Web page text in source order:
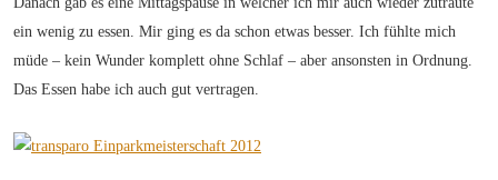
ein wenig zu essen. Mir ging es da schon etwas besser. Ich fühlte mich
müde – kein Wunder komplett ohne Schlaf – aber ansonsten in Ordnung.
Das Essen habe ich auch gut vertragen.